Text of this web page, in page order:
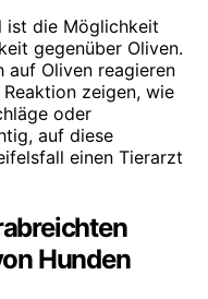
ist die Möglichkeit
gegenüber Oliven.
auf Oliven reagieren
zeigen, wie
oder
auf diese
einen Tierarzt
Hunden